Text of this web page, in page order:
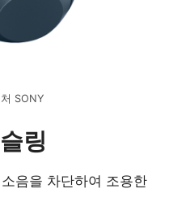
SONY
링
음을 차단하여 조용한